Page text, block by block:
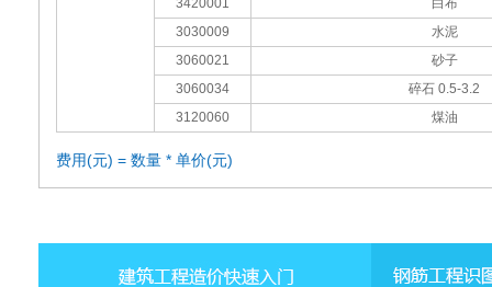
3420001
白布
3030009
水泥
3060021
砂子
3060034
碎石 0.5-3.2
3120060
煤油
费用(元) = 数量 * 单价(元)